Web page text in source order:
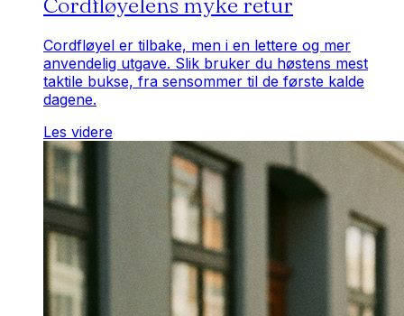
Cordfløyel er tilbake, men i en lettere og mer
anvendelig utgave. Slik bruker du høstens mest
taktile bukse, fra sensommer til de første kalde
dagene.
Les videre